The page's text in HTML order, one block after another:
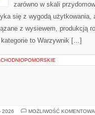
zarówno w skali
się z wygodą użytkowania,
z wysiewem, produkcją
to Warzywnik […]
2026 MOŻLIWOŚĆ